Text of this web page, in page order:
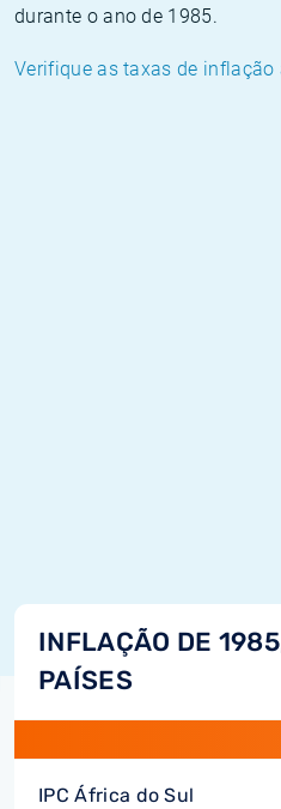
durante o ano de 1985.
Verifique as taxas de inflação
INFLAÇÃO DE
PAÍSES
IPC África do Sul